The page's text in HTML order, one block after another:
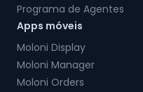
Programa de Agentes
Apps móveis
Moloni Display
Moloni Manager
Moloni Orders